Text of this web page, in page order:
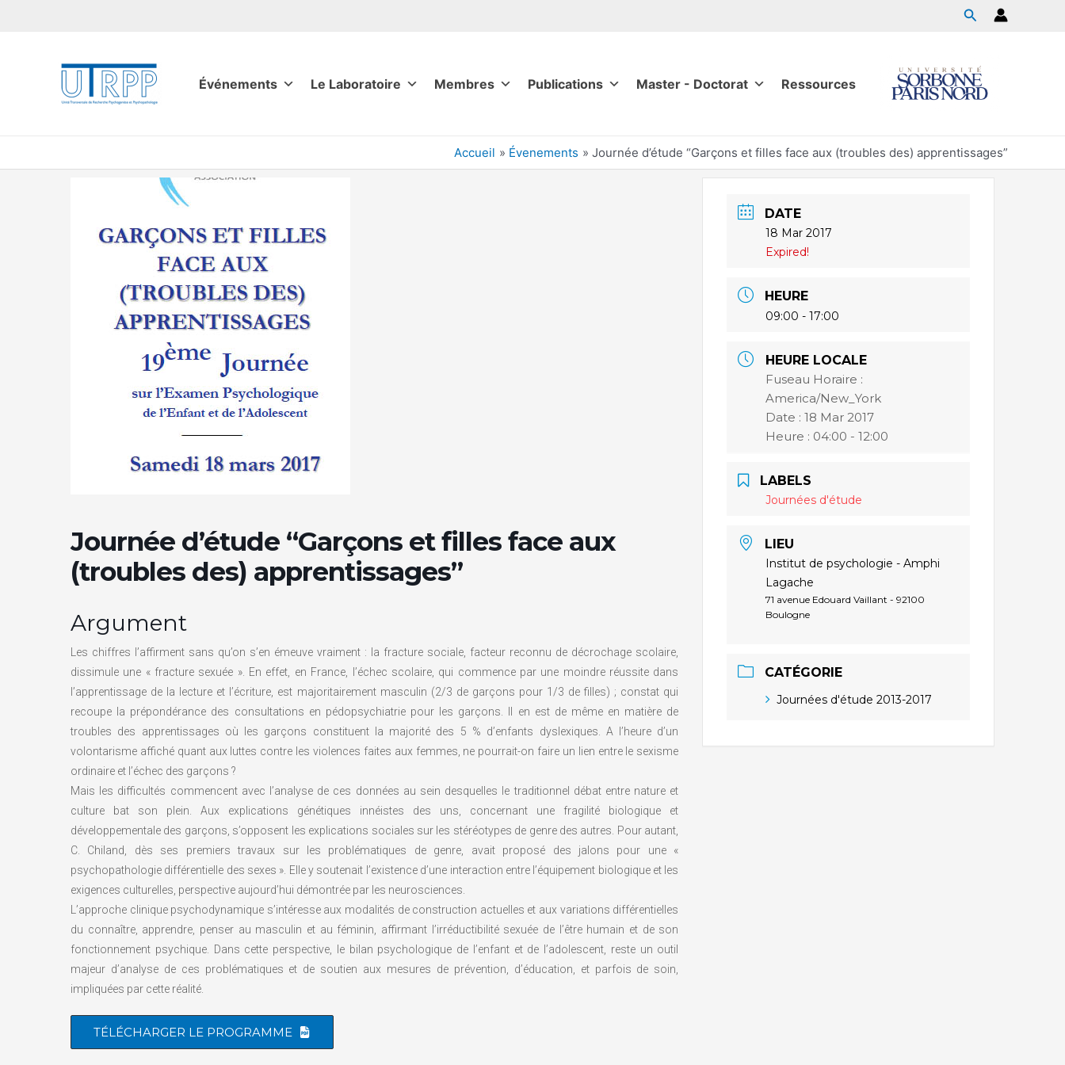
Événements Le Laboratoire Membres Publications Master - Doctorat Ressources
Accueil Évenements Journée d’étude “Garçons et filles face aux (troubles des) apprentissages”
Journée d’étude “Garçons et filles face aux
(troubles des) apprentissages”
Argument
Les chiffres l’affirment sans qu’on s’en émeuve vraiment : la fracture sociale, facteur reconnu de décrochage scolaire,
dissimule une « fracture sexuée ». En effet, en France, l’échec scolaire, qui commence par une moindre réussite dans
l’apprentissage de la lecture et l’écriture, est majoritairement masculin (2/3 de garçons pour 1/3 de filles) ; constat qui
recoupe la prépondérance des consultations en pédopsychiatrie pour les garçons. Il en est de même en matière de
troubles des apprentissages où les garçons constituent la majorité des 5 % d’enfants dyslexiques. A l’heure d’un
volontarisme affiché quant aux luttes contre les violences faites aux femmes, ne pourrait-on faire un lien entre le sexisme
ordinaire et l’échec des garçons ?
Mais les difficultés commencent avec l’analyse de ces données au sein desquelles le traditionnel débat entre nature et
culture bat son plein. Aux explications génétiques innéistes des uns, concernant une fragilité biologique et
développementale des garçons, s’opposent les explications sociales sur les stéréotypes de genre des autres. Pour autant,
C. Chiland, dès ses premiers travaux sur les problématiques de genre, avait proposé des jalons pour une «
psychopathologie différentielle des sexes ». Elle y soutenait l’existence d’une interaction entre l’équipement biologique et les
exigences culturelles, perspective aujourd’hui démontrée par les neurosciences.
L’approche clinique psychodynamique s’intéresse aux modalités de construction actuelles et aux variations différentielles
du connaître, apprendre, penser au masculin et au féminin, affirmant l’irréductibilité sexuée de l’être humain et de son
fonctionnement psychique. Dans cette perspective, le bilan psychologique de l’enfant et de l’adolescent, reste un outil
majeur d’analyse de ces problématiques et de soutien aux mesures de prévention, d’éducation, et parfois de soin,
impliquées par cette réalité.
TÉLÉCHARGER LE PROGRAMME
DATE
18 Mar 2017
Expired!
HEURE
09:00 - 17:00
HEURE LOCALE
Fuseau Horaire :
America/New_York
Date :18 Mar 2017
Heure : 04:00 - 12:00
LABELS
Journées d'étude
LIEU
Institut de psychologie - Amphi
Lagache
71 avenue Edouard Vaillant - 92100
Boulogne
CATÉGORIE
Journées d'étude 2013-2017